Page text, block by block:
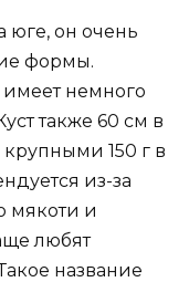
юге, он очень
формы.
имеет немного
также 60 см в
150 г в
из-за
мякоти и
любят
название